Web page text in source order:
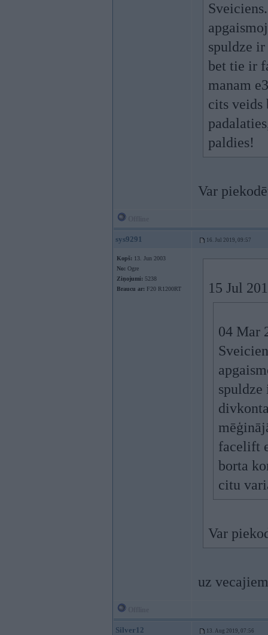
spuldze
bet tie ir
manam
cits veids
paldies!
Var
sys9291 16. Jul 2019, 09:57
Kopš: 13. Jun 2003
No: Ogre
Ziņojumi: 5238
Braucu ar: F20 R1200RT 15 Jul
04 Mar
facelift
borta
citu
Var
uz
Silver12 13. Aug 2019, 07:56